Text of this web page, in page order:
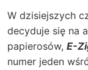
W dzisiejszych
decyduje się na
papierosów, E-
numer jeden